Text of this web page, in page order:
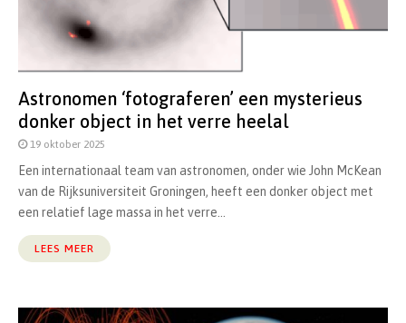
Astronomen ‘fotograferen’ een mysterieus
donker object in het verre heelal
19 oktober 2025
Een internationaal team van astronomen, onder wie John McKean
van de Rijksuniversiteit Groningen, heeft een donker object met
een relatief lage massa in het verre...
LEES MEER